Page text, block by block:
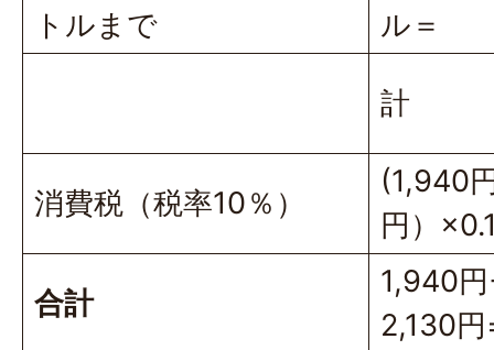
トルまで
ル＝
計
消費税（税率10％）
(1,940
円）
合計
1,940
2,130